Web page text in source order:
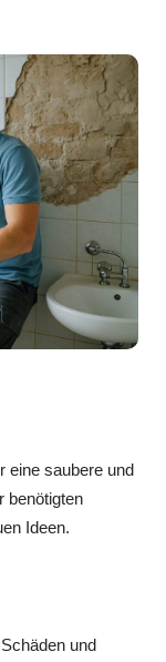
eine saubere und
benötigten
Ideen.
und